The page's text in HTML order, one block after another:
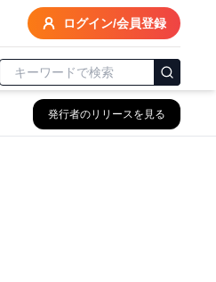
ログイン/会員登録
発行者のリリースを見る